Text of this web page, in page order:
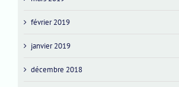
février 2019
janvier 2019
décembre 2018